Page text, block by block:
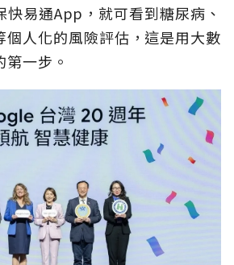
快易通App，就可看到糖尿病、
個人化的風險評估，這是用大數
一步。